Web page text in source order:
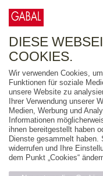
DIESE
COOKIES.
Wir verwenden Cookies,
Funktionen für soziale
unsere Website zu
Ihrer Verwendung unserer
Medien, Werbung und
Informationen
ihnen bereitgestellt haben
Dienste gesammelt haben.
widerrufen und Ihre
dem Punkt „Cookies“